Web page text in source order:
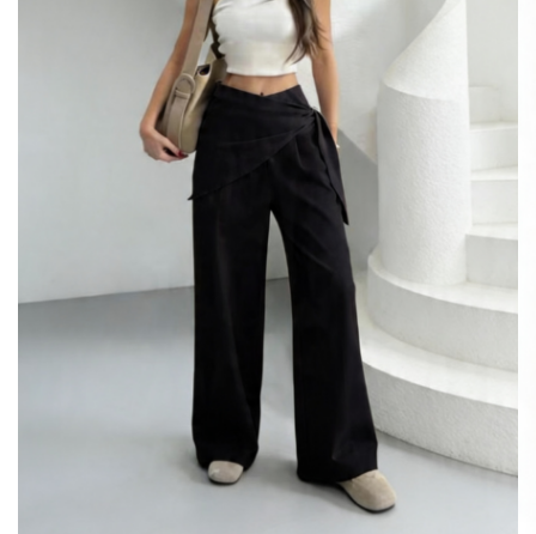
PERFUMES
BISUTERIA
BOLSOS Y MONEDEROS
CALZADO
COMPLEMENTOS
TECNOLOGIA
HOGAR